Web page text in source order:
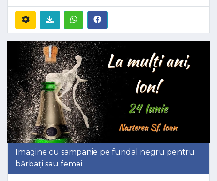
Imagine cu sampanie pe fundal negru pentru
bărbați sau femei